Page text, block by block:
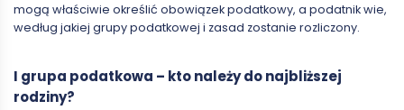
mogą właściwie określić obowiązek podatkowy, a podatnik wie,
według jakiej grupy podatkowej i zasad zostanie rozliczony.
I grupa podatkowa – kto należy do najbliższej
rodziny?